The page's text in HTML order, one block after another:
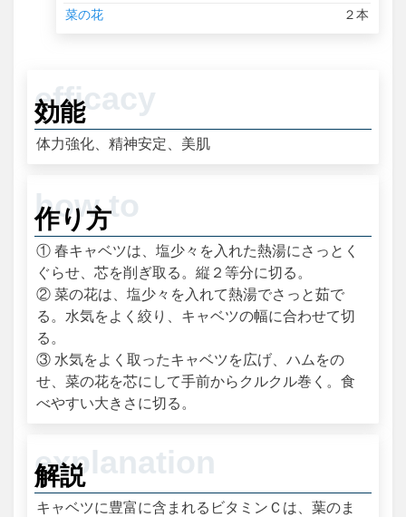
菜の花
２本
効能
体力強化、精神安定、美肌
作り方
① 春キャベツは、塩少々を入れた熱湯にさっとく
ぐらせ、芯を削ぎ取る。縦２等分に切る。
② 菜の花は、塩少々を入れて熱湯でさっと茹で
る。水気をよく絞り、キャベツの幅に合わせて切
る。
③ 水気をよく取ったキャベツを広げ、ハムをの
せ、菜の花を芯にして手前からクルクル巻く。食
べやすい大きさに切る。
解説
キャベツに豊富に含まれるビタミンＣは、葉のま